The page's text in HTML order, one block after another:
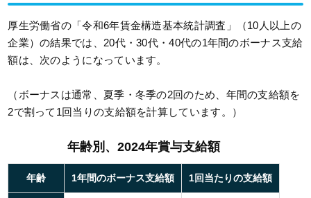
厚生労働省の「令和6年賃金構造基本統計調査」（10人以上の
企業）の結果では、20代・30代・40代の1年間のボーナス支給
額は、次のようになっています。
（ボーナスは通常、夏季・冬季の2回のため、年間の支給額を
2で割って1回当りの支給額を計算しています。）
年齢別、2024年賞与支給額
年齢 1年間のボーナス支給額 1回当たりの支給額